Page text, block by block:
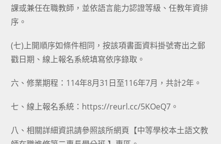
課或兼任在職教師，並依語言能力認證等級、任教年資排
序。
(七)上開順序如條件相同，按該項書面資料掛號寄出之郵
戳日期、線上報名系統填寫依序錄取。
六、修業期程：114年8月31日至116年7月，共計2年。
七、線上報名系統：https://reurl.cc/5KOeQ7。
八、相關詳細資訊請參照該所網頁【中等學校本土語文教